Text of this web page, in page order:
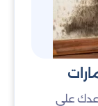
على